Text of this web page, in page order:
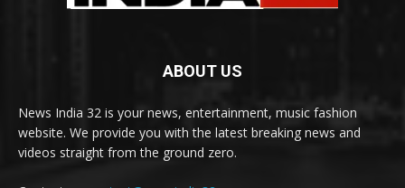
ABOUT US
News India 32 is your news, entertainment, music fashion
website. We provide you with the latest breaking news and
videos straight from the ground zero.